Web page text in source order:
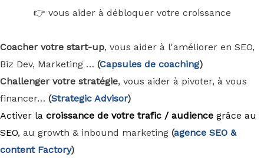
👉 vous aider à débloquer votre croissance
Coacher votre start-up, vous aider à l'améliorer en SEO,
Biz Dev, Marketing … (Capsules de coaching)
Challenger votre stratégie, vous aider à pivoter, à vous
financer… (Strategic Advisor)
Activer la croissance de votre trafic / audience grâce au
SEO, au growth & inbound marketing (agence SEO &
content Factory)